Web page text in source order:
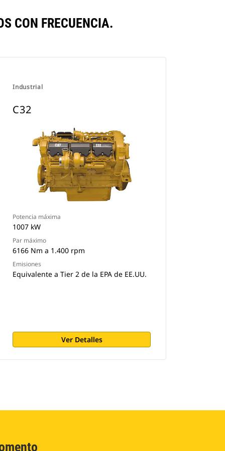
CON FRECUENCIA.
Industrial
C32
Potencia máxima
1007 kW
Par máximo
6166 Nm a 1.400 rpm
Emisiones
Equivalente a Tier 2 de la EPA de EE.UU.
Ver Detalles